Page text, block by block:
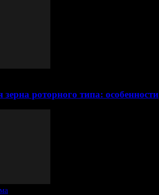
роторного типа: особенности